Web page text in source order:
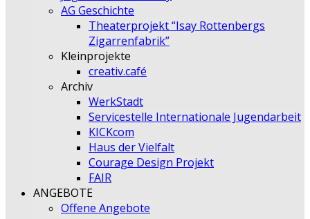
AG Geschichte
Theaterprojekt “Isay Rottenbergs
Zigarrenfabrik”
Kleinprojekte
creativ.café
Archiv
WerkStadt
Servicestelle Internationale Jugendarbeit
KICKcom
Haus der Vielfalt
Courage Design Projekt
FAIR
ANGEBOTE
Offene Angebote